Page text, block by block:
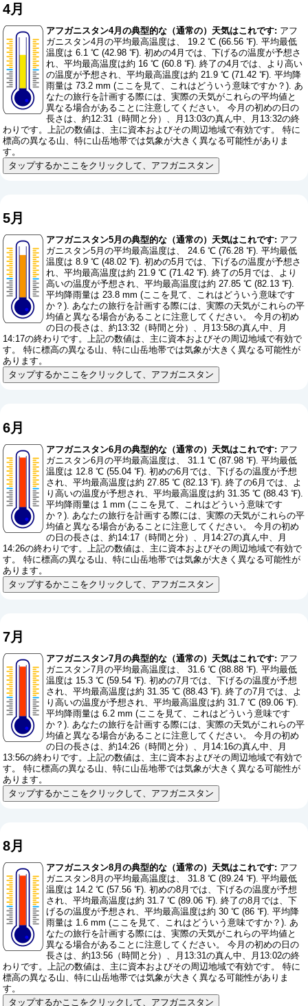
4月
アフガニスタン4月の典型的な（通常の）天気はこれです: アフ
ガニスタン4月の平均最高温度は、 19.2 ℃ (66.56 ℉). 平均最低
温度は 6.1 ℃ (42.98 ℉). 初めの4月では、下げるの温度が予想さ
れ、平均最高温度は約 16 ℃ (60.8 ℉). 終了の4月では、より高い
の温度が予想され、平均最高温度は約 21.9 ℃ (71.42 ℉). 平均降
雨量は 73.2 mm (ここを見て、これはどういう意味ですか？). あ
なたの旅行を計画する際には、実際の天気がこれらの平均値と
異なる場合があることに注意してください。 今月の初めの日の
長さは、約12:31（時間と分）、月13:03の真ん中、月13:32の終
わりです。上記の数値は、主に資本およびその周辺地域で有効です。 特に
標高の異なる山、特に山岳地帯では気象が大きく異なる可能性がありま
す。
タップするかここをクリックして、アフガニスタン
5月
アフガニスタン5月の典型的な（通常の）天気はこれです: アフ
ガニスタン5月の平均最高温度は、 24.6 ℃ (76.28 ℉). 平均最低
温度は 8.9 ℃ (48.02 ℉). 初めの5月では、下げるの温度が予想さ
れ、平均最高温度は約 21.9 ℃ (71.42 ℉). 終了の5月では、より
高いの温度が予想され、平均最高温度は約 27.85 ℃ (82.13 ℉).
平均降雨量は 23.8 mm (ここを見て、これはどういう意味です
か？). あなたの旅行を計画する際には、実際の天気がこれらの平
均値と異なる場合があることに注意してください。 今月の初め
の日の長さは、約13:32（時間と分）、月13:58の真ん中、月
14:17の終わりです。上記の数値は、主に資本およびその周辺地域で有効で
す。 特に標高の異なる山、特に山岳地帯では気象が大きく異なる可能性が
あります。
タップするかここをクリックして、アフガニスタン
6月
アフガニスタン6月の典型的な（通常の）天気はこれです: アフ
ガニスタン6月の平均最高温度は、 31.1 ℃ (87.98 ℉). 平均最低
温度は 12.8 ℃ (55.04 ℉). 初めの6月では、下げるの温度が予想
され、平均最高温度は約 27.85 ℃ (82.13 ℉). 終了の6月では、よ
り高いの温度が予想され、平均最高温度は約 31.35 ℃ (88.43 ℉).
平均降雨量は 1 mm ( ここを見て、これはどういう意味です
か？). あなたの旅行を計画する際には、実際の天気がこれらの平
均値と異なる場合があることに注意してください。 今月の初め
の日の長さは、約14:17（時間と分）、月14:27の真ん中、月
14:26の終わりです。上記の数値は、主に資本およびその周辺地域で有効で
す。 特に標高の異なる山、特に山岳地帯では気象が大きく異なる可能性が
あります。
タップするかここをクリックして、アフガニスタン
7月
アフガニスタン7月の典型的な（通常の）天気はこれです: アフ
ガニスタン7月の平均最高温度は、 31.6 ℃ (88.88 ℉). 平均最低
温度は 15.3 ℃ (59.54 ℉). 初めの7月では、下げるの温度が予想
され、平均最高温度は約 31.35 ℃ (88.43 ℉). 終了の7月では、よ
り高いの温度が予想され、平均最高温度は約 31.7 ℃ (89.06 ℉).
平均降雨量は 6.2 mm (ここを見て、これはどういう意味です
か？). あなたの旅行を計画する際には、実際の天気がこれらの平
均値と異なる場合があることに注意してください。 今月の初め
の日の長さは、約14:26（時間と分）、月14:16の真ん中、月
13:56の終わりです。上記の数値は、主に資本およびその周辺地域で有効で
す。 特に標高の異なる山、特に山岳地帯では気象が大きく異なる可能性が
あります。
タップするかここをクリックして、アフガニスタン
8月
アフガニスタン8月の典型的な（通常の）天気はこれです: アフ
ガニスタン8月の平均最高温度は、 31.8 ℃ (89.24 ℉). 平均最低
温度は 14.2 ℃ (57.56 ℉). 初めの8月では、下げるの温度が予想
され、平均最高温度は約 31.7 ℃ (89.06 ℉). 終了の8月では、下
げるの温度が予想され、平均最高温度は約 30 ℃ (86 ℉). 平均降
雨量は 1.6 mm (ここを見て、これはどういう意味ですか？). あ
なたの旅行を計画する際には、実際の天気がこれらの平均値と
異なる場合があることに注意してください。 今月の初めの日の
長さは、約13:56（時間と分）、月13:31の真ん中、月13:02の終
わりです。上記の数値は、主に資本およびその周辺地域で有効です。 特に
標高の異なる山、特に山岳地帯では気象が大きく異なる可能性がありま
す。
タップするかここをクリックして、アフガニスタン